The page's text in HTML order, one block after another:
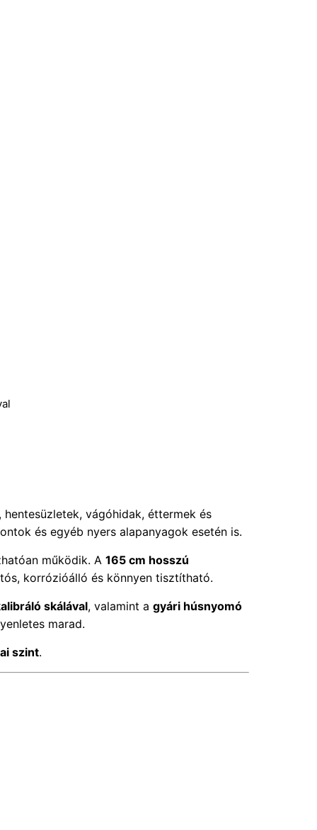
vágóhidak, éttermek és
és egyéb nyers alapanyagok esetén is.
működik. A 165 cm hosszú
korrózióálló és könnyen tisztítható.
skálával, valamint a gyári húsnyomó
marad.
szint.